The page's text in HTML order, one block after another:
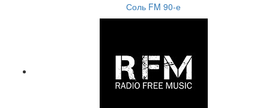
Соль FM 90-е